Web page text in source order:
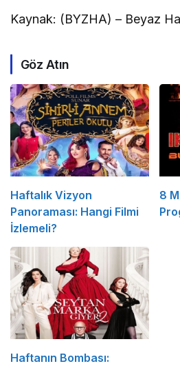
Kaynak: (BYZHA) – Beyaz
Göz Atın
Haftalık Vizyon
Panoraması: Hangi Filmi
İzlemeli?
8
Haftanın Bombası: